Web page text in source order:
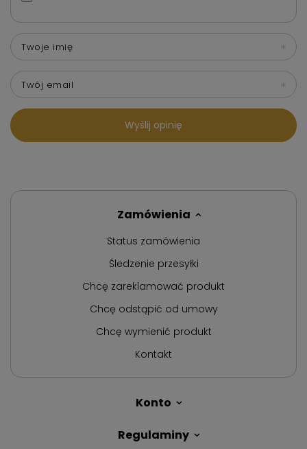
Twoje imię
Twój email
Wyślij opinię
Zamówienia
Status zamówienia
Śledzenie przesyłki
Chcę zareklamować produkt
Chcę odstąpić od umowy
Chcę wymienić produkt
Kontakt
Konto
Regulaminy